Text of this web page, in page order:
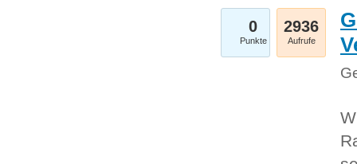
0
Punkte
2936
Aufrufe